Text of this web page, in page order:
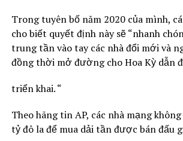
Trong tuyên bố năm 2020 của mình,
cho biết quyết định này sẽ “nhanh
trung tần vào tay các nhà đổi mới và
đồng thời mở đường cho Hoa Kỳ dẫn
triển khai. “
Theo hãng tin AP, các nhà mạng
tỷ đô la để mua dải tần được bán đấu